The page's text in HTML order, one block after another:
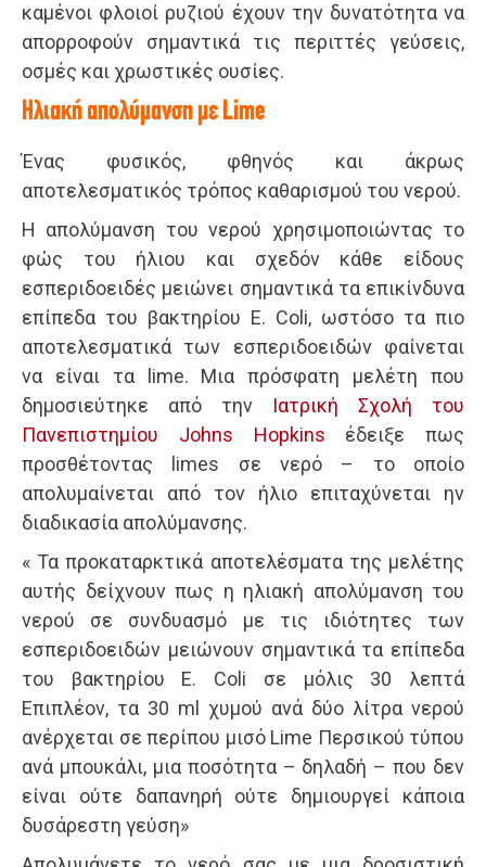
καμένοι φλοιοί ρυζιού έχουν την δυνατότητα να
απορροφούν σημαντικά τις περιττές γεύσεις,
οσμές και χρωστικές ουσίες.
Ηλιακή απολύμανση με Lime
Ένας φυσικός, φθηνός και άκρως
αποτελεσματικός τρόπος καθαρισμού του νερού.
Η απολύμανση του νερού χρησιμοποιώντας το
φώς του ήλιου και σχεδόν κάθε είδους
εσπεριδοειδές μειώνει σημαντικά τα επικίνδυνα
επίπεδα του βακτηρίου E. Coli, ωστόσο τα πιο
αποτελεσματικά των εσπεριδοειδών φαίνεται
να είναι τα lime. Μια πρόσφατη μελέτη που
δημοσιεύτηκε από την Ιατρική Σχολή του
Πανεπιστημίου Johns Hopkins έδειξε πως
προσθέτοντας limes σε νερό – το οποίο
απολυμαίνεται από τον ήλιο επιταχύνεται ην
διαδικασία απολύμανσης.
« Τα προκαταρκτικά αποτελέσματα της μελέτης
αυτής δείχνουν πως η ηλιακή απολύμανση του
νερού σε συνδυασμό με τις ιδιότητες των
εσπεριδοειδών μειώνουν σημαντικά τα επίπεδα
του βακτηρίου E. Coli σε μόλις 30 λεπτά
Επιπλέον, τα 30 ml χυμού ανά δύο λίτρα νερού
ανέρχεται σε περίπου μισό Lime Περσικού τύπου
ανά μπουκάλι, μια ποσότητα – δηλαδή – που δεν
είναι ούτε δαπανηρή ούτε δημιουργεί κάποια
δυσάρεστη γεύση»